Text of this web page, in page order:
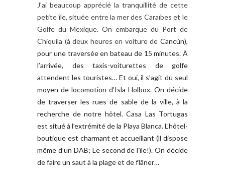
J’ai beaucoup apprécié la tranquillité de cette
petite île, située entre la mer des Caraïbes et le
Golfe du Mexique. On embarque du Port de
Chiquila (à deux heures en voiture de Cancún),
pour une traversée en bateau de 15 minutes. À
l’arrivée, des taxis-voiturettes de golfe
attendent les touristes… Et oui, il s’agit du seul
moyen de locomotion d’Isla Holbox. On décide
de traverser les rues de sable de la ville, à la
recherche de notre hôtel. Casa Las Tortugas
est situé à l’extrémité de la Playa Blanca. L’hôtel-
boutique est charmant et accueillant (ll dispose
même d’un DAB; Le second de l’île!). On décide
de faire un saut à la plage et de flâner…